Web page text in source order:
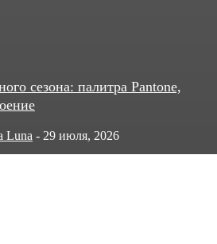
сезона: палитра Pantone,
Luna - 29 июля, 2026